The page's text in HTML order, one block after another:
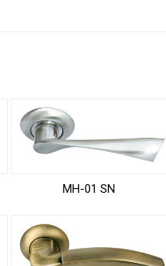
MH-01 SN